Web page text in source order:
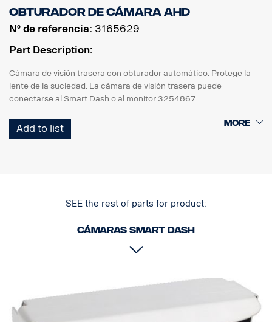
Obturador de cámara AHD
Nº de referencia: 3165629
Part Description:
Cámara de visión trasera con obturador automático. Protege la
lente de la suciedad. La cámara de visión trasera puede
conectarse al Smart Dash o al monitor 3254867.
La tapa de la lente necesita alimentación externa de +24 V, utilice
el adaptador 3187485.
Add to list
SEE the rest of parts for product:
Cámaras Smart Dash